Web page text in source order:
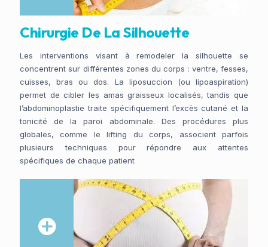
Chirurgie De La Silhouette
Les interventions visant à remodeler la silhouette se
concentrent sur différentes zones du corps : ventre, fesses,
cuisses, bras ou dos. La liposuccion (ou lipoaspiration)
permet de cibler les amas graisseux localisés, tandis que
l’abdominoplastie traite spécifiquement l’excès cutané et la
tonicité de la paroi abdominale. Des procédures plus
globales, comme le lifting du corps, associent parfois
plusieurs techniques pour répondre aux attentes
spécifiques de chaque patient